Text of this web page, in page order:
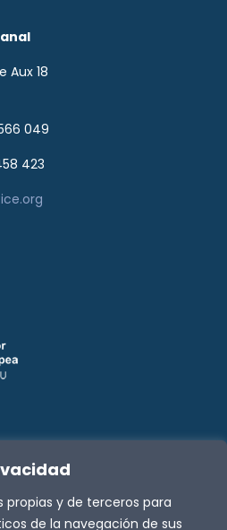
propias y de terceros para
de la navegación de sus
Aux 18
049
423